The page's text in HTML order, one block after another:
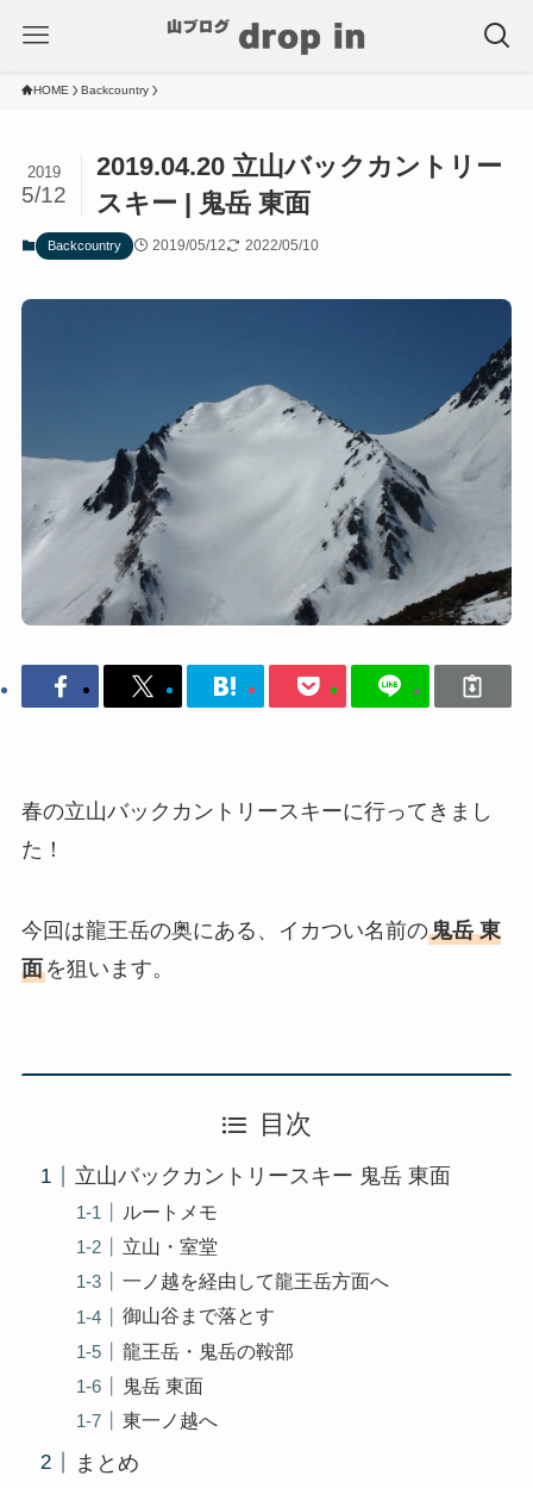
HOME Backcountry
2019.04.20 立山バックカントリー
スキー | 鬼岳 東面
2019
5/12
Backcountry 2019/05/12 2022/05/10
春の立山バックカントリースキーに行ってきまし
た！
今回は龍王岳の奥にある、イカつい名前の鬼岳 東
面を狙います。
目次
立山バックカントリースキー 鬼岳 東面
ルートメモ
立山・室堂
一ノ越を経由して龍王岳方面へ
御山谷まで落とす
龍王岳・鬼岳の鞍部
鬼岳 東面
東一ノ越へ
まとめ